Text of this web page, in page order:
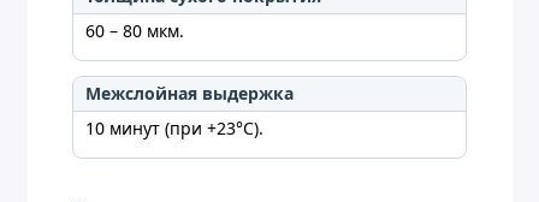
60 – 80 мкм.
Межслойная выдержка
10 минут (при +23°C).